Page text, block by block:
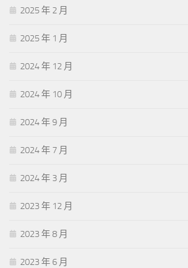
2025 年 2 月
2025 年 1 月
2024 年 12 月
2024 年 10 月
2024 年 9 月
2024 年 7 月
2024 年 3 月
2023 年 12 月
2023 年 8 月
2023 年 6 月